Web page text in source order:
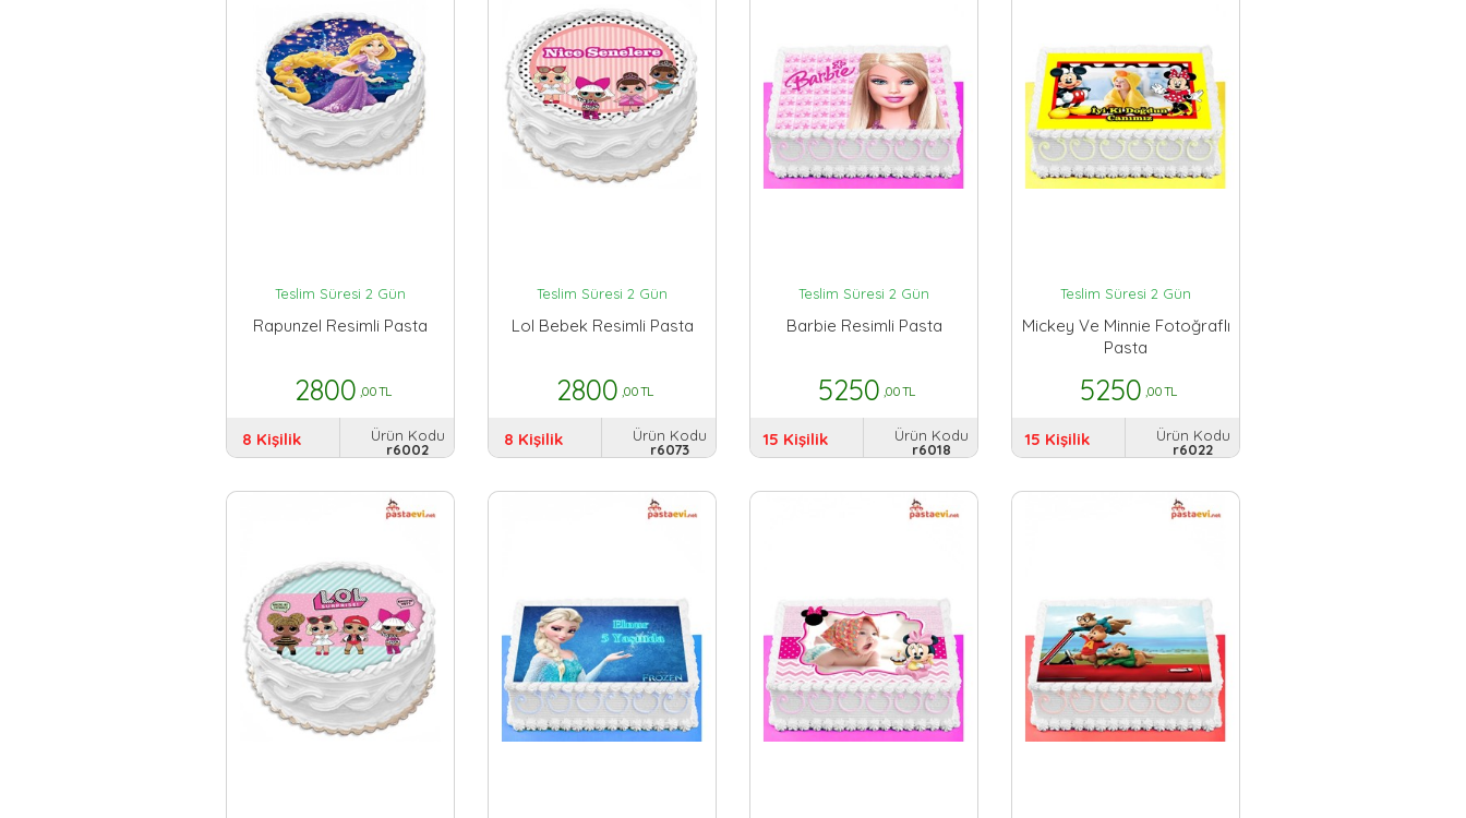
Teslim Süresi 2 Gün
Rapunzel Resimli Pasta
2800 ,00 TL
8 Kişilik
Ürün Kodu
r6002
Teslim Süresi 2 Gün
Lol Bebek Resimli Pasta
2800 ,00 TL
8 Kişilik
Ürün Kodu
r6073
Teslim Süresi 2 Gün
Barbie Resimli Pasta
5250 ,00 TL
15 Kişilik
Ürün Kodu
r6018
Teslim Süresi 2 Gün
Mickey Ve Minnie Fotoğraflı
Pasta
5250 ,00 TL
15 Kişilik
Ürün Kodu
r6022